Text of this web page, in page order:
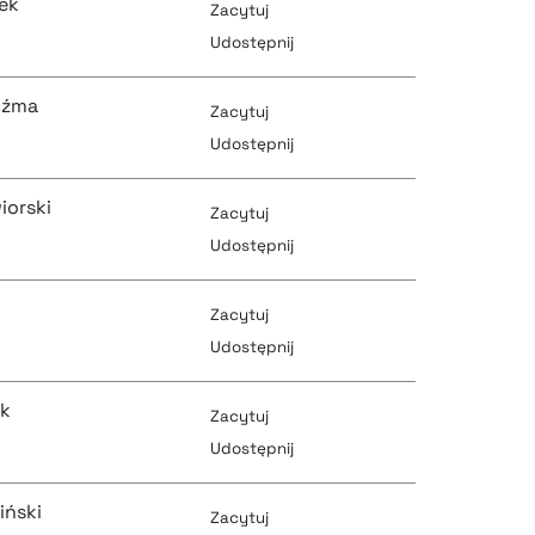
pobierz cytat
pobierz cytat
pobierz cytat
pobierz cytat
pobierz cytat
Zacytuj
Udostępnij
pobierz cytat
pobierz cytat
Zacytuj
Udostępnij
pobierz cytat
pobierz cytat
Zacytuj
Udostępnij
pobierz cytat
Zacytuj
Udostępnij
pobierz cytat
Zacytuj
Udostępnij
Zacytuj